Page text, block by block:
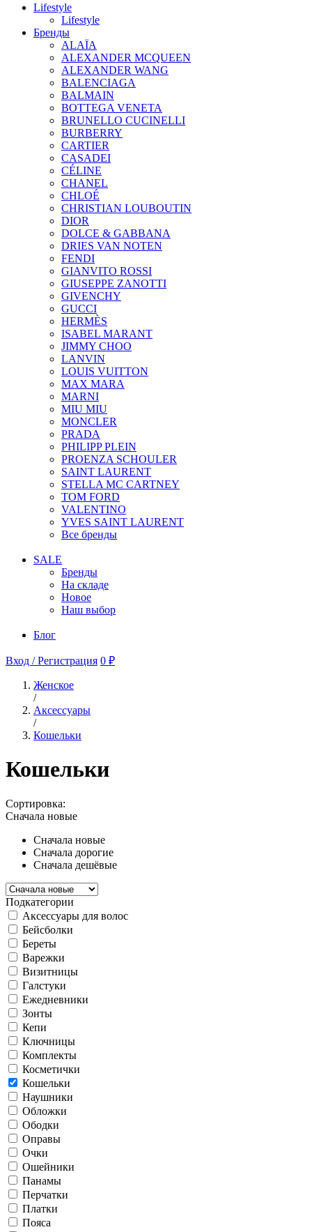
Lifestyle
Lifestyle
Бренды
ALAÏA
ALEXANDER MCQUEEN
ALEXANDER WANG
BALENCIAGA
BALMAIN
BOTTEGA VENETA
BRUNELLO CUCINELLI
BURBERRY
CARTIER
CASADEI
CÉLINE
CHANEL
CHLOÉ
CHRISTIAN LOUBOUTIN
DIOR
DOLCE & GABBANA
DRIES VAN NOTEN
FENDI
GIANVITO ROSSI
GIUSEPPE ZANOTTI
GIVENCHY
GUCCI
HERMÈS
ISABEL MARANT
JIMMY CHOO
LANVIN
LOUIS VUITTON
MAX MARA
MARNI
MIU MIU
MONCLER
PRADA
PHILIPP PLEIN
PROENZA SCHOULER
SAINT LAURENT
STELLA MC CARTNEY
TOM FORD
VALENTINO
YVES SAINT LAURENT
Все бренды
SALE
Бренды
На складе
Новое
Наш выбор
Блог
Вход / Регистрация 0 ₽
Женское
/
Аксессуары
/
Кошельки
Кошельки
Сортировка:
Сначала новые
Сначала новые
Сначала дорогие
Сначала дешёвые
Подкатегории
Аксессуары для волос
Бейсболки
Береты
Варежки
Визитницы
Галстуки
Ежедневники
Зонты
Кепи
Ключницы
Комплекты
Косметички
Кошельки
Наушники
Обложки
Ободки
Оправы
Очки
Ошейники
Панамы
Перчатки
Платки
Пояса